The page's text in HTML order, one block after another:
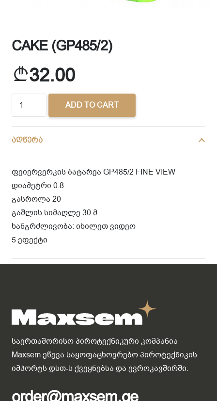
CAKE (GP485/2)
32.00
CAKE
(GP485/2)
quantity
ADD TO CART
აღწერა
ფეიერვერკის ბატარეა GP485/2 FINE VIEW
დიამეტრი 0.8
გასროლა 20
გაშლის სიმაღლე 30 მ
ხანგრძლივობა: იხილეთ ვიდეო
5 ეფექტი
საერთაშორისო პიროტექნიკური კომპანია
Maxsem ეწევა საყოფაცხოვრებო პიროტექნიკის
იმპორტს დსთ-ს ქვეყნებსა და ევროკავშირში.
order@maxsem.ge